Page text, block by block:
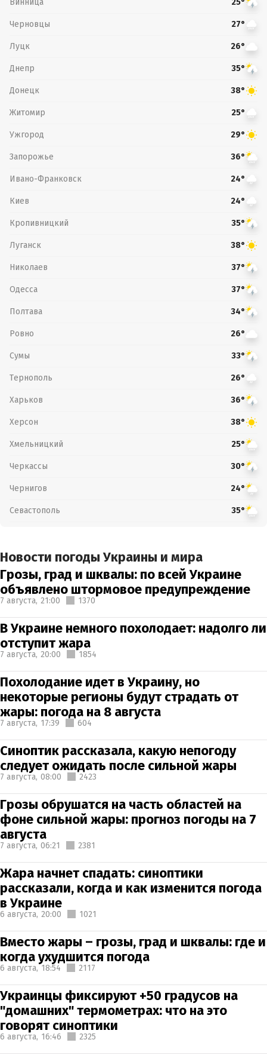
25°
Черновцы 27°
Луцк 26°
Днепр 35°
Донецк 38°
Житомир 25°
Ужгород 29°
Запорожье 36°
Ивано-Франковск 24°
Киев 24°
Кропивницкий 35°
Луганск 38°
Николаев 37°
Одесса 37°
Полтава 34°
Ровно 26°
Сумы 33°
Тернополь 26°
Харьков 36°
Херсон 38°
Хмельницкий 25°
Черкассы 30°
Чернигов 24°
Севастополь 35°
Новости погоды Украины и мира
Грозы, град и шквалы: по всей Украине
объявлено штормовое предупреждение
7 августа, 21:00 1370
В Украине немного похолодает: надолго ли
отступит жара
7 августа, 20:00 1854
Похолодание идет в Украину, но
некоторые регионы будут страдать от
жары: погода на 8 августа
7 августа, 17:39 604
Синоптик рассказала, какую непогоду
следует ожидать после сильной жары
7 августа, 08:00 2423
Грозы обрушатся на часть областей на
фоне сильной жары: прогноз погоды на 7
августа
7 августа, 06:21 2381
Жара начнет спадать: синоптики
рассказали, когда и как изменится погода
в Украине
6 августа, 20:00 1021
Вместо жары – грозы, град и шквалы: где и
когда ухудшится погода
6 августа, 18:54 2117
Украинцы фиксируют +50 градусов на
"домашних" термометрах: что на это
говорят синоптики
6 августа, 16:46 2325